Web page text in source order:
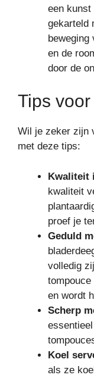
een kunst
gekarteld
beweging
en de
door de
Tips
Wil je zeker zijn
met deze tips:
Kwaliteit
kwaliteit
proef je
Geduld
volledig
en wordt
Scherp
Koel
als ze